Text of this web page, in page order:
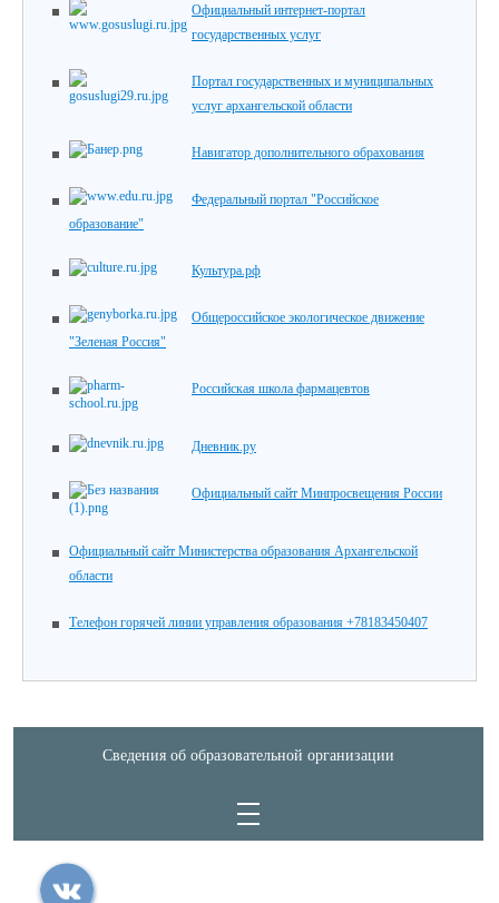
Официальный интернет-портал
государственных услуг
Портал государственных и муниципальных
услуг архангельской области
Навигатор дополнительного обрахования
Федеральный портал "Российское
образование"
Культура.рф
Общероссийское экологическое движение
"Зеленая Россия"
Российская школа фармацевтов
Дневник.ру
Официальный сайт Минпросвещения России
Официальный сайт Министерства образования Архангельской
области
Телефон горячей линии управления образования +78183450407
Сведения об образовательной организации